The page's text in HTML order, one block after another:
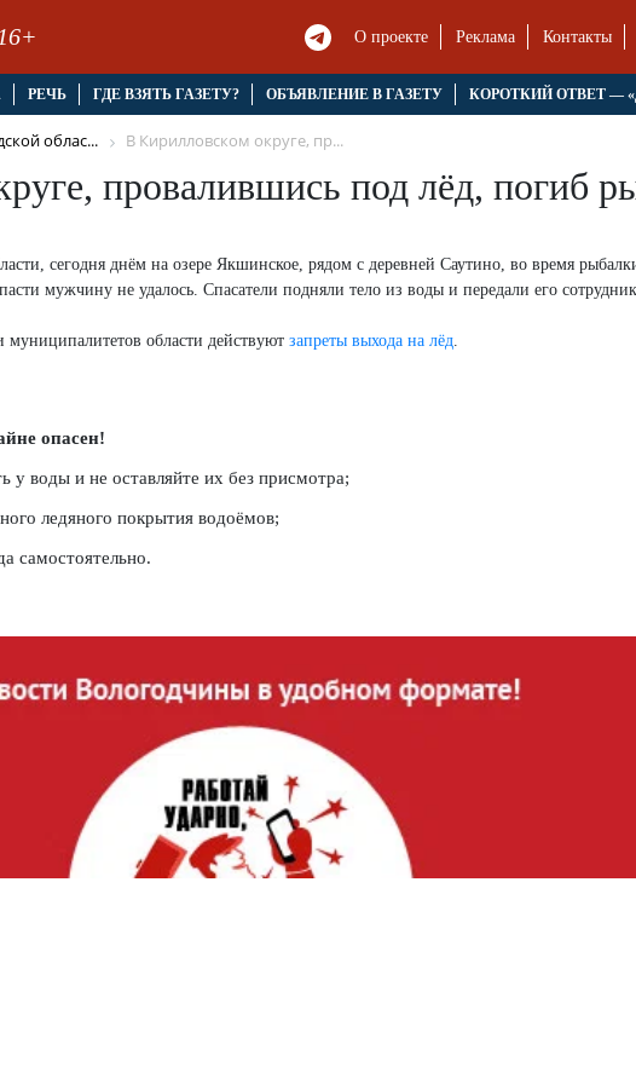
16+ О проекте Реклама Контакты
РЕЧЬ ГДЕ ВЗЯТЬ ГАЗЕТУ? ОБЪЯВЛЕНИЕ В ГАЗЕТУ КОРОТКИЙ ОТВЕТ —
облас... В Кирилловском округе, пр...
провалившись под лёд, погиб
сегодня днём на озере Якшинское, рядом с деревней Саутино, во время
мужчину не удалось. Спасатели подняли тело из воды и передали его
области действуют запреты выхода на лёд
опасен!
у воды и не оставляйте их без присмотра;
ледяного покрытия водоёмов;
самостоятельно.